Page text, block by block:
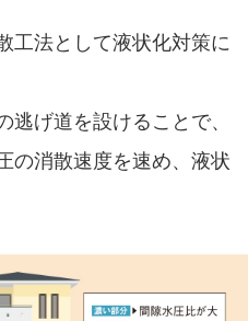
工法として液状化対策に
げ道を設けることで、
の消散速度を速め、液状